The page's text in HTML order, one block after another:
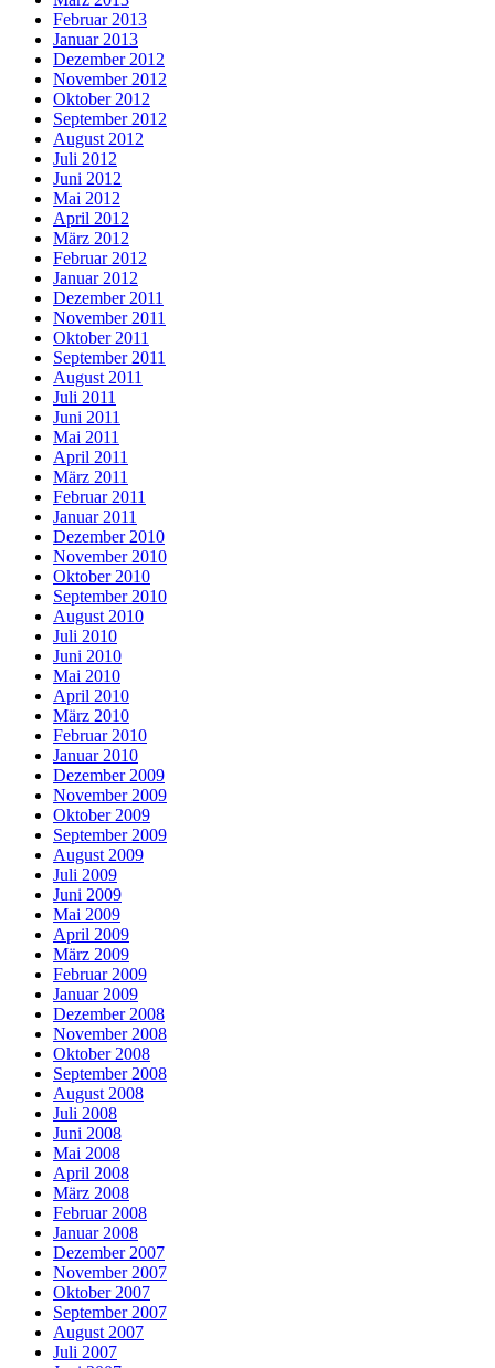
Februar 2013
Januar 2013
Dezember 2012
November 2012
Oktober 2012
September 2012
August 2012
Juli 2012
Juni 2012
Mai 2012
April 2012
März 2012
Februar 2012
Januar 2012
Dezember 2011
November 2011
Oktober 2011
September 2011
August 2011
Juli 2011
Juni 2011
Mai 2011
April 2011
März 2011
Februar 2011
Januar 2011
Dezember 2010
November 2010
Oktober 2010
September 2010
August 2010
Juli 2010
Juni 2010
Mai 2010
April 2010
März 2010
Februar 2010
Januar 2010
Dezember 2009
November 2009
Oktober 2009
September 2009
August 2009
Juli 2009
Juni 2009
Mai 2009
April 2009
März 2009
Februar 2009
Januar 2009
Dezember 2008
November 2008
Oktober 2008
September 2008
August 2008
Juli 2008
Juni 2008
Mai 2008
April 2008
März 2008
Februar 2008
Januar 2008
Dezember 2007
November 2007
Oktober 2007
September 2007
August 2007
Juli 2007